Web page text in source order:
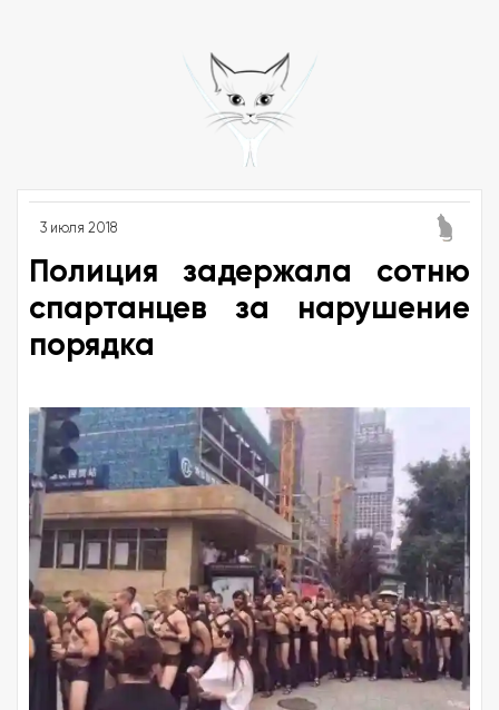
3 июля 2018
Полиция задержала сотню
спартанцев за нарушение
порядка